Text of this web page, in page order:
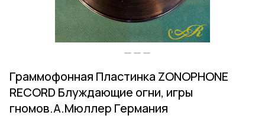
Граммофонная Пластинка ZONOPHONE
RECORD Блуждающие огни, игры
гномов.А.Мюллер Германия